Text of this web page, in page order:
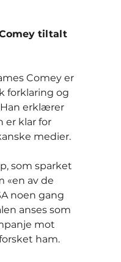
tiltalt
Comey er
forklaring og
erklærer
er klar for
medier.
som sparket
«en av de
noen gang
anses som
mot
ham.